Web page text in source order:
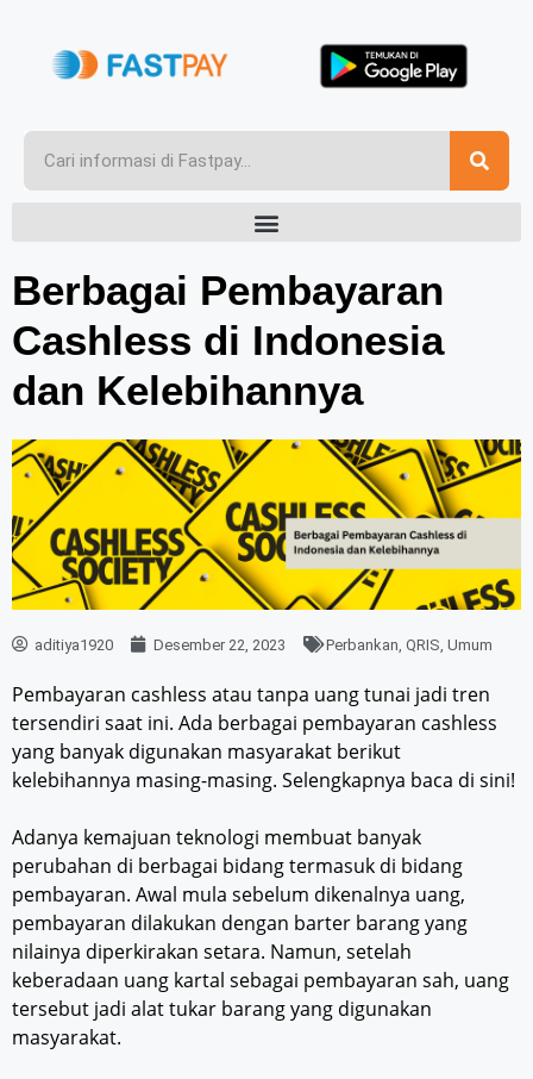
Berbagai Pembayaran
Cashless di Indonesia
dan Kelebihannya
aditiya1920 Desember 22, 2023 Perbankan QRIS Umum
Pembayaran cashless atau tanpa uang tunai jadi tren
tersendiri saat ini. Ada berbagai pembayaran cashless
yang banyak digunakan masyarakat berikut
kelebihannya masing-masing. Selengkapnya baca di sini!
Adanya kemajuan teknologi membuat banyak
perubahan di berbagai bidang termasuk di bidang
pembayaran. Awal mula sebelum dikenalnya uang,
pembayaran dilakukan dengan barter barang yang
nilainya diperkirakan setara. Namun, setelah
keberadaan uang kartal sebagai pembayaran sah, uang
tersebut jadi alat tukar barang yang digunakan
masyarakat.